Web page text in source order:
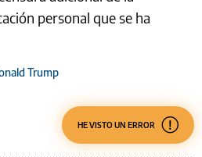
personal que se ha
Trump
HE VISTO UN ERROR